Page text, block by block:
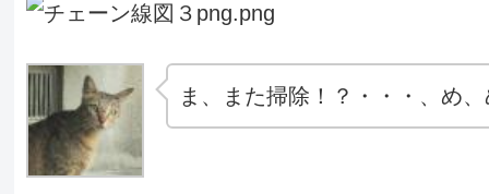
ま、また掃除！？・・・、め